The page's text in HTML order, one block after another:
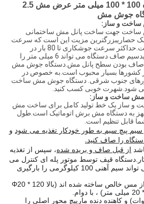
سوراخ سیم آهنی اندازه 100 * 100 میلی متر عرض مش 2.5
جوش مش
و ساز:
جهت ساخت پانل مش ساختمانی
حصاریبزرگترین مزیت این است که سرعت
جوشکاری بسیار سریع است.حداکثر سرعت جوشکاری تا 80 بار در
دقیقه.افزایش ظرفیت تولیدسیم صاف دستگاه می تواند 6 میلی متر را
صاف بودن سطح پانل مش.دستگاه جوش مش
کشورها بسیار محبوب است.به خصوص در
جنوب شرقی. دستگاه جوش مش ساخت
مش ساخت و ساز:
و ساز یک خط تولید کامل برای ساخت مش
به دستگاه مش برش اتوماتیک است.طول
قابل تنظیم است.
سیم پیچ سیم به طور خودکار تغذیه می شودو
را صاف کنید.
از قبل صاف و بریده شده، سپس از تغذیه
قیف توسط موتور پله ای کنترل می
شود.قیف سیم متقاطع می تواند سیم آهنی 100 کیلوگرمی را بارگیری
4. الکترودهای جوشکاری از مس خالص ساخته شده اند (بالا Φ20 * 120
اصلی (5.5 کیلو وات) و کاهنده دنده مارپیچ محور اصلی را